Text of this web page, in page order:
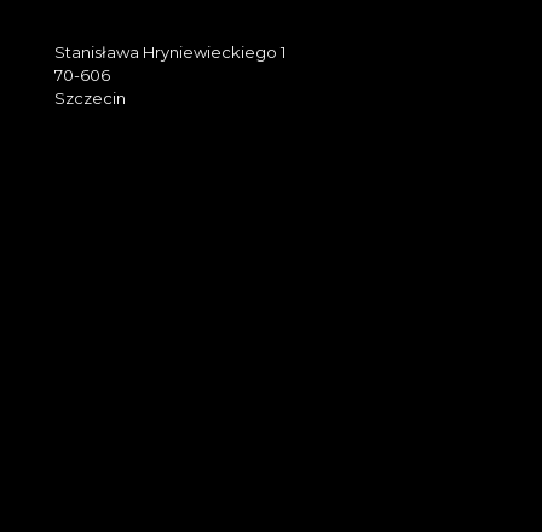
Stanisława Hryniewieckiego 1
70-606
Szczecin